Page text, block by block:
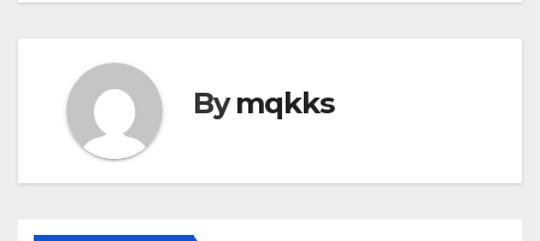
Bymqkks